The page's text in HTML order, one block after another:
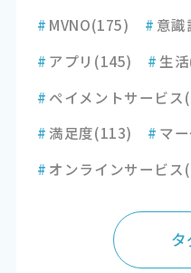
# MVNO(175) # 意識
# アプリ (145) # 生活
# ペイメントサービス
#満足度(113) # マ
# オンラインサービス